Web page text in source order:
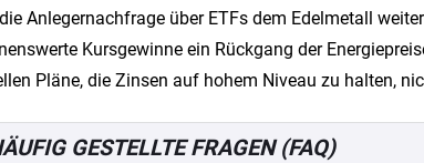
Anlegernachfrage über ETFs dem Edelmetall
Kursgewinne ein Rückgang der
Pläne, die Zinsen auf hohem Niveau zu halten,
GESTELLTE FRAGEN (FAQ)